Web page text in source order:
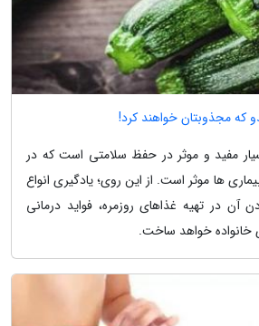
مفید و موثر در حفظ سلامتی است که در
ها موثر است. از این روی؛ یادگیری انواع
آن در تهیه غذاهای روزمره، فواید درمانی
خواهد ساخت.